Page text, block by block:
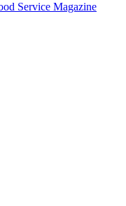
Service Magazine